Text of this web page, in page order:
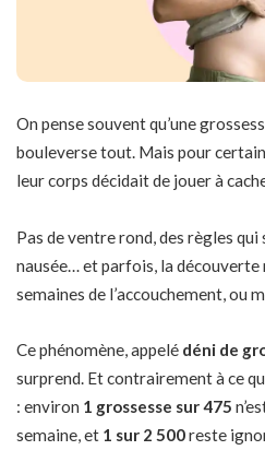
On pense souvent qu’une
bouleverse tout. Mais pour
leur corps décidait de jouer à
Pas de ventre rond, des règles
nausée… et parfois, la découverte
semaines de l’accouchement, ou
Ce phénomène, appelé déni de
surprend. Et contrairement à ce
: environ 1 grossesse sur 475
semaine, et 1 sur 2 500reste